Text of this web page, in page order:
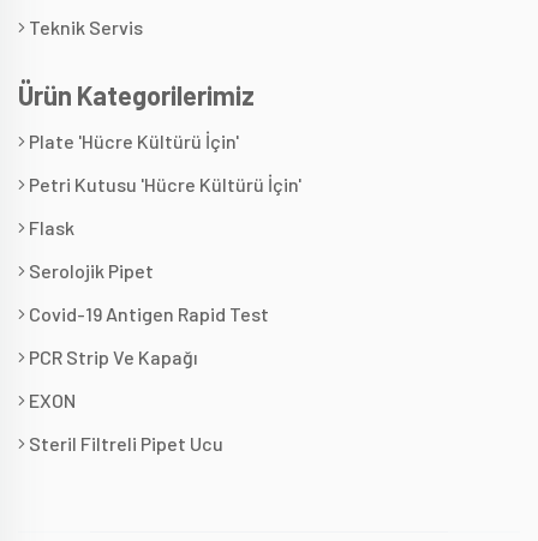
Teknik Servis
Ürün Kategorilerimiz
Plate 'Hücre Kültürü İçin'
Petri Kutusu 'Hücre Kültürü İçin'
Flask
Serolojik Pipet
Covid-19 Antigen Rapid Test
PCR Strip Ve Kapağı
EXON
Steril Filtreli Pipet Ucu